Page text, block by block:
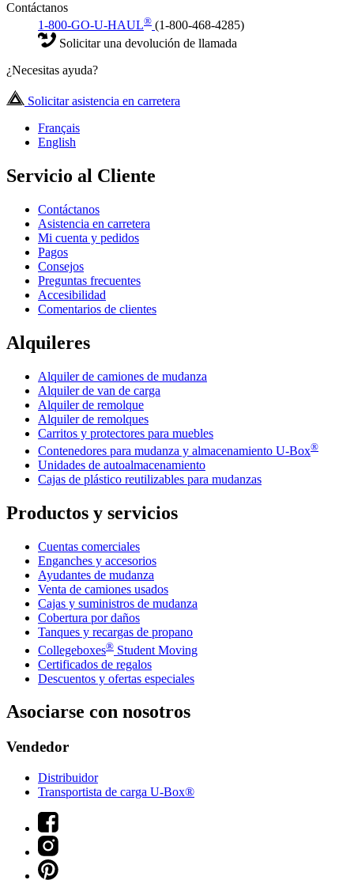
Contáctanos
1-800-GO-U-HAUL® (1-800-468-4285)
Solicitar una devolución de llamada
¿Necesitas ayuda?
Solicitar asistencia en carretera
Français
English
Servicio al Cliente
Contáctanos
Asistencia en carretera
Mi cuenta y pedidos
Pagos
Consejos
Preguntas frecuentes
Accesibilidad
Comentarios de clientes
Alquileres
Alquiler de camiones de mudanza
Alquiler de van de carga
Alquiler de remolque
Alquiler de remolques
Carritos y protectores para muebles
Contenedores para mudanza y almacenamiento U-Box®
Unidades de autoalmacenamiento
Cajas de plástico reutilizables para mudanzas
Productos y servicios
Cuentas comerciales
Enganches y accesorios
Ayudantes de mudanza
Venta de camiones usados
Cajas y suministros de mudanza
Cobertura por daños
Tanques y recargas de propano
Collegeboxes® Student Moving
Certificados de regalos
Descuentos y ofertas especiales
Asociarse con nosotros
Vendedor
Distribuidor
Transportista de carga U-Box®